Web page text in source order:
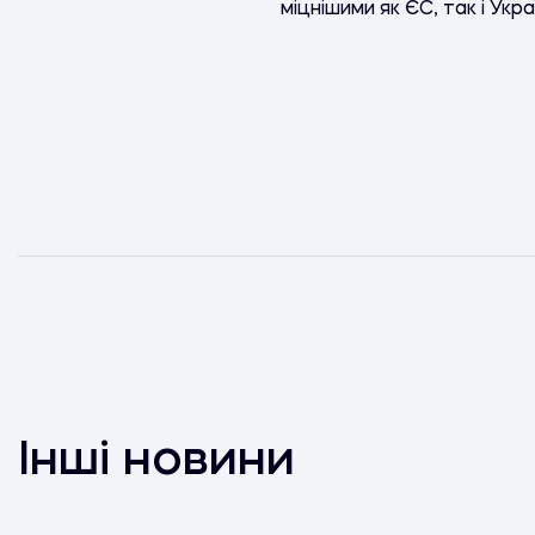
міцнішими як ЄС, так і
Інші новини